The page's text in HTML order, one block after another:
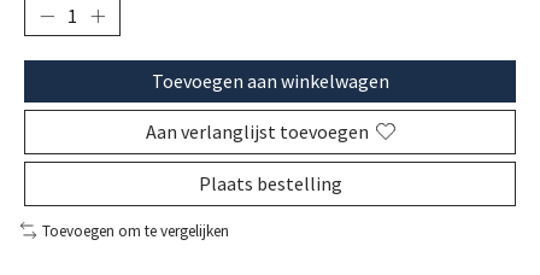
Toevoegen aan winkelwagen
Aan verlanglijst toevoegen
Plaats bestelling
Toevoegen om te vergelijken